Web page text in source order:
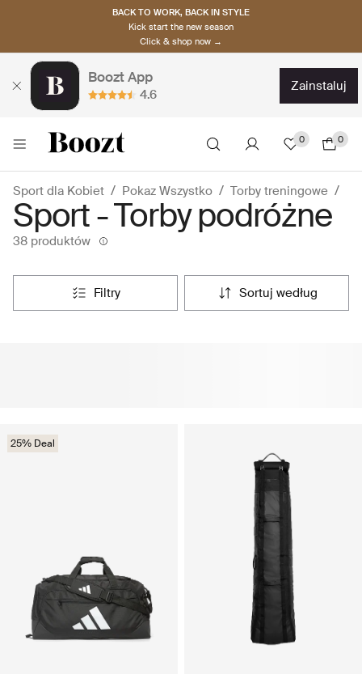
BACK TO WORK, BACK IN STYLE
Kick start the new season
Click & shop now →
Boozt App
4.6
zainstaluj
0 0
Sport dla Kobiet Pokaz Wszystko Torby treningowe
Sport - Torby podróżne
38 produktów
filtry sortuj według
25% Deal